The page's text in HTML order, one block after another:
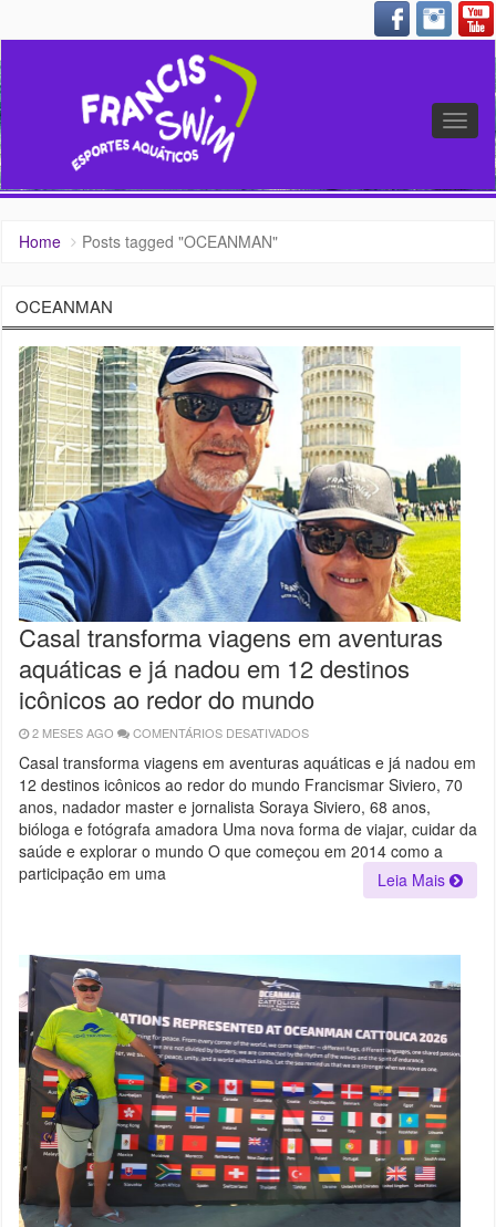
Home Posts tagged "OCEANMAN"
OCEANMAN
Casal transforma viagens em aventuras
aquáticas e já nadou em 12 destinos
icônicos ao redor do mundo
2 MESES AGO COMENTÁRIOS DESATIVADOS
TRANSFORMA
VIAGENS
EM
AVENTURAS
AQUÁTICAS
E
JÁ
NADOU
MUNDO
Casal transforma viagens em aventuras aquáticas e já nadou em
12 destinos icônicos ao redor do mundo Francismar Siviero, 70
anos, nadador master e jornalista Soraya Siviero, 68 anos,
bióloga e fotógrafa amadora Uma nova forma de viajar, cuidar da
saúde e explorar o mundo O que começou em 2014 como a
participação em uma
Leia Mais